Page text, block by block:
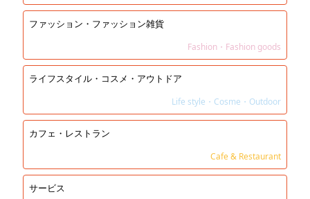
ファッション・ファッション雑貨
Fashion・Fashion goods
ライフスタイル・コスメ・アウトドア
Life style・Cosme・Outdoor
カフェ・レストラン
Cafe & Restaurant
サービス